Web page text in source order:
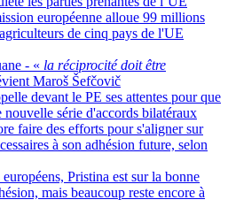
européenne alloue 99 millions
de cinq pays de l'UE
- « la réciprocité doit être
Maroš Šefčovič
devant le PE ses attentes pour que
série d'accords bilatéraux
faire des efforts pour s'aligner sur
à son adhésion future, selon
Pristina est sur la bonne
mais beaucoup reste encore à